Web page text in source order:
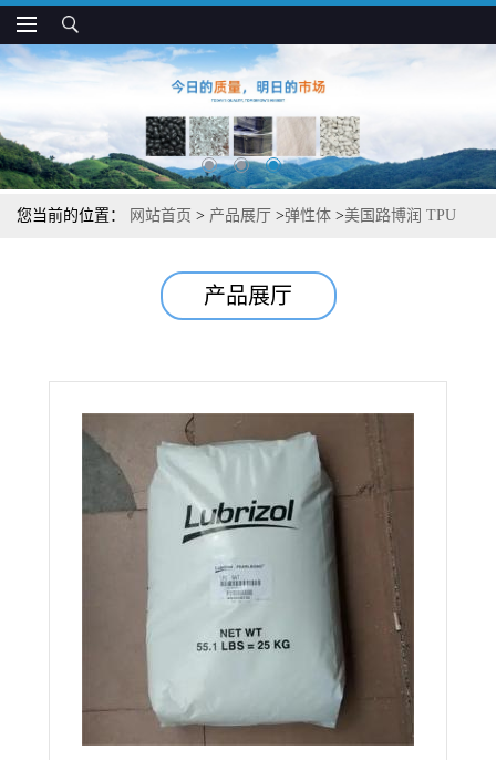
您当前的位置： 网站首页 > 产品展厅 >弹性体 >美国路博润 TPU
产品展厅